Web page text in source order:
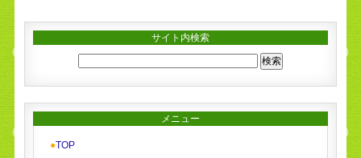
サイト内検索
メニュー
●TOP